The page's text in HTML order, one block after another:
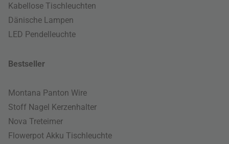
Kabellose Tischleuchten
Dänische Lampen
LED Pendelleuchte
Bestseller
Montana Panton Wire
Stoff Nagel Kerzenhalter
Nova Treteimer
Flowerpot Akku Tischleuchte